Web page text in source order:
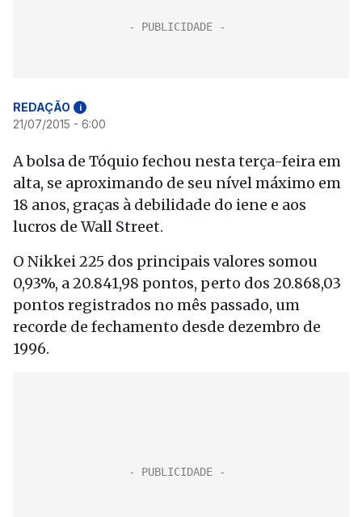
REDAÇÃO i
21/07/2015 - 6:00
A bolsa de Tóquio fechou nesta terça-feira em
alta, se aproximando de seu nível máximo em
18 anos, graças à debilidade do iene e aos
lucros de Wall Street.
O Nikkei 225 dos principais valores somou
0,93%, a 20.841,98 pontos, perto dos 20.868,03
pontos registrados no mês passado, um
recorde de fechamento desde dezembro de
1996.